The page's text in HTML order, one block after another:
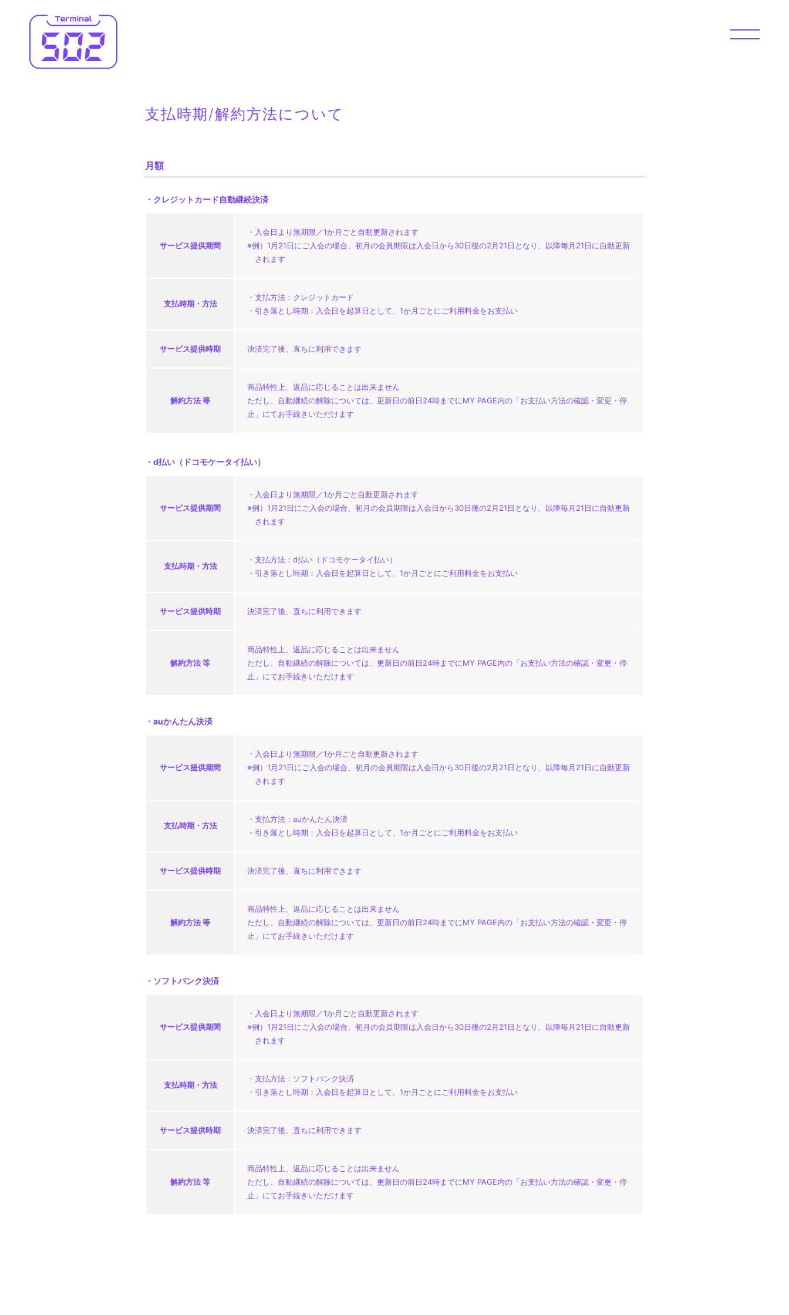
HOME
DIARY
FM 502
VLOG
502 OMIKUJI
OFFICIAL
STORE
支払時期/解約方法について
月額
・クレジットカード自動継続決済
サービス提供期間
・入会日より無期限／1か月ごと自動更新されます
※例）1月21日にご入会の場合、初月の会員期限は入会日から30日後の2月21日となり、以降毎月21日に自動更新
されます
支払時期・ 方法
・支払方法：クレジットカード
・引き落とし時期：入会日を起算日として、1か月ごとにご利用料金をお支払い
サービス提供時期 決済完了後、直ちに利用できます
解約方法 等
商品特性上、返品に応じることは出来ません
ただし、自動継続の解除については、更新日の前日24時までにMY PAGE内の「お支払い方法の確認・変更・停
止」にてお手続きいただけます
・d払い（ドコモケータイ払い）
サービス提供期間
・入会日より無期限／1か月ごと自動更新されます
※例）1月21日にご入会の場合、初月の会員期限は入会日から30日後の2月21日となり、以降毎月21日に自動更新
されます
支払時期・ 方法
・支払方法：d払い（ドコモケータイ払い）
・引き落とし時期：入会日を起算日として、1か月ごとにご利用料金をお支払い
サービス提供時期 決済完了後、直ちに利用できます
解約方法 等
商品特性上、返品に応じることは出来ません
ただし、自動継続の解除については、更新日の前日24時までにMY PAGE内の「お支払い方法の確認・変更・停
止」にてお手続きいただけます
・auかんたん決済
サービス提供期間
・入会日より無期限／1か月ごと自動更新されます
※例）1月21日にご入会の場合、初月の会員期限は入会日から30日後の2月21日となり、以降毎月21日に自動更新
されます
支払時期・ 方法
・支払方法：auかんたん決済
・引き落とし時期：入会日を起算日として、1か月ごとにご利用料金をお支払い
サービス提供時期 決済完了後、直ちに利用できます
解約方法 等
商品特性上、返品に応じることは出来ません
ただし、自動継続の解除については、更新日の前日24時までにMY PAGE内の「お支払い方法の確認・変更・停
止」にてお手続きいただけます
・ソフトバンク決済
サービス提供期間
・入会日より無期限／1か月ごと自動更新されます
※例）1月21日にご入会の場合、初月の会員期限は入会日から30日後の2月21日となり、以降毎月21日に自動更新
されます
支払時期・ 方法
・支払方法：ソフトバンク決済
・引き落とし時期：入会日を起算日として、1か月ごとにご利用料金をお支払い
サービス提供時期 決済完了後、直ちに利用できます
解約方法 等
商品特性上、返品に応じることは出来ません
ただし、自動継続の解除については、更新日の前日24時までにMY PAGE内の「お支払い方法の確認・変更・停
止」にてお手続きいただけます